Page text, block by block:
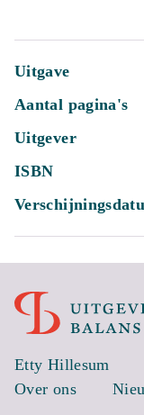
Uitgave
Aantal pagina's
Uitgever
ISBN
Etty Hillesum
Over ons